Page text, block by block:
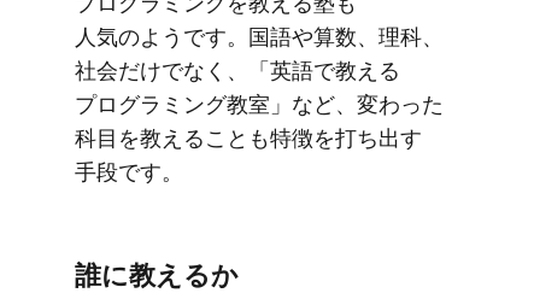
人気のようです。​国語や​算数、​理科、​
社会だけでなく、​「英語で​教える​
プログラミング教室」など、​変わった​
科目を​教える​ことも​特徴を​打ち出す​
手段です。
誰に​教えるか